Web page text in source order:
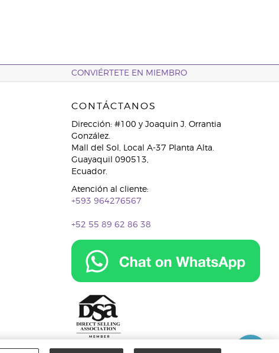
CONVIÉRTETE EN MIEMBRO
CONTÁCTANOS
Dirección: #100 y Joaquin J. Orrantia
González.
Mall del Sol, Local A-37 Planta Alta.
Guayaquil 090513,
Ecuador.
Atención al cliente:
+593 964276567
+52 55 89 62 86 38